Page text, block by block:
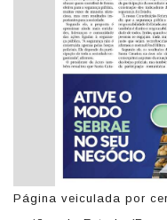
Página veiculada por